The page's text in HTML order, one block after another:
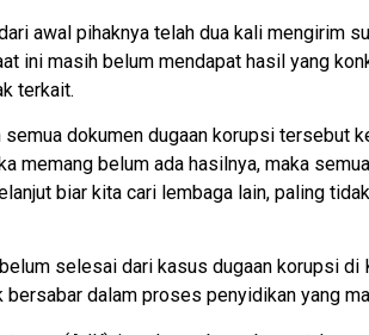
awal pihaknya telah dua kali mengirim
ini masih belum mendapat hasil yang
terkait.
semua dokumen dugaan korupsi tersebut
memang belum ada hasilnya, maka
biar kita cari lembaga lain, paling
selesai dari kasus dugaan korupsi di
bersabar dalam proses penyidikan yang